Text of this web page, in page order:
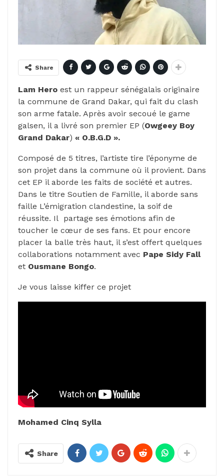
Share
Lam Hero est un rappeur sénégalais originaire
la commune de Grand Dakar, qui fait du clash
son arme fatale. Après avoir secoué le game
galsen, il a livré son premier EP (Owgeey Boy
Grand Dakar) « O.B.G.D ».
Composé de 5 titres, l’artiste tire l’éponyme de
son projet dans la commune où il provient. Dans
cet EP il aborde les faits de société et autres.
Dans le titre Soutien de Famille, il aborde sans
faille L’émigration clandestine, la soif de
réussite. Il partage ses émotions afin de
toucher le cœur de ses fans. Et pour encore
placer la balle très haut, il s’est offert quelques
collaborations notamment avec Pape Sidy Fall
et Ousmane Bongo.
Je vous laisse kiffer ce projet
Mohamed Cinq Sylla
Share